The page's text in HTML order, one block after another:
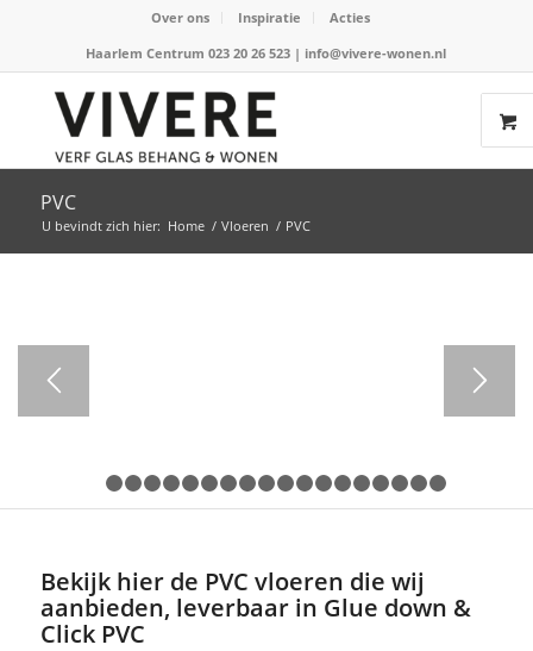
Over ons Inspiratie
Acties
Haarlem Centrum 023 20 26 523 | info@vivere-wonen.nl
PVC
U bevindt zich hier: Home / Vloeren / PVC
1 2 3 4 5 6 7 8 9 10111213
Bekijk hier de PVC vloeren die wij
aanbieden, leverbaar in Glue down &
Click PVC